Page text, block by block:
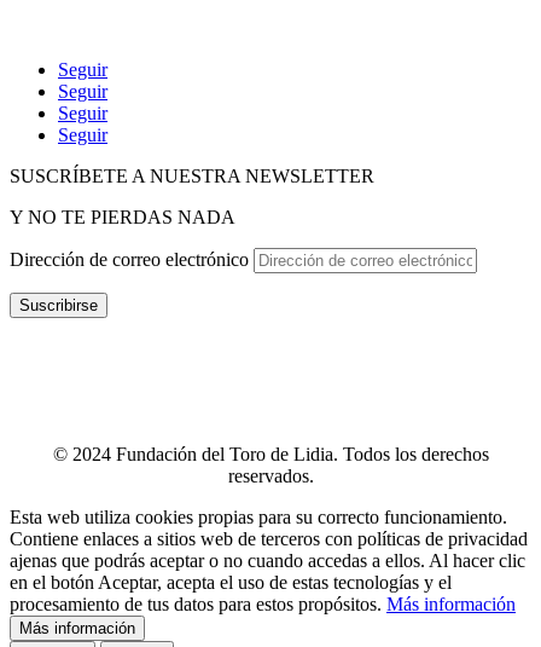
Seguir
Seguir
Seguir
Seguir
SUSCRÍBETE A NUESTRA NEWSLETTER
Y NO TE PIERDAS NADA
Dirección de correo electrónico
Suscribirse
© 2024 Fundación del Toro de Lidia. Todos los derechos
reservados.
Esta web utiliza cookies propias para su correcto funcionamiento.
Contiene enlaces a sitios web de terceros con políticas de privacidad
ajenas que podrás aceptar o no cuando accedas a ellos. Al hacer clic
en el botón Aceptar, acepta el uso de estas tecnologías y el
procesamiento de tus datos para estos propósitos. Más información
Más información